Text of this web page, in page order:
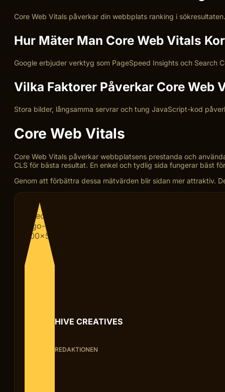
Core Web Vitals påverkar din webbplats ranking i
Hur Mäter Man Core Web Vitals
Google erbjuder verktyg som PageSpeed Insights och Search
Vilka Faktorer Påverkar Core Web
Stora bilder, långsamma servrar och tung JavaScript-kod
Core Web Vitals
Core Web Vitals påverkar webbplatsens prestanda och
CLS för bästa resultat. En enkel och tydlig sida fungerar bäst
Genom att förbättra dessa mätvärden blir sidan mer attraktiv.
HIVE CREATIVES
REDAKTIONEN